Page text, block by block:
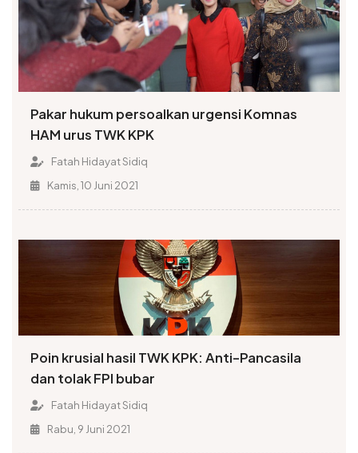
Pakar hukum persoalkan urgensi Komnas
HAM urus TWK KPK
Fatah Hidayat Sidiq
Kamis, 10 Juni 2021
Poin krusial hasil TWK KPK: Anti-Pancasila
dan tolak FPI bubar
Fatah Hidayat Sidiq
Rabu, 9 Juni 2021